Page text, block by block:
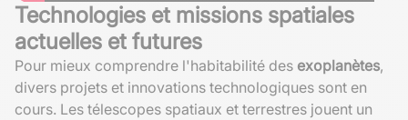
Technologies et missions spatiales
actuelles et futures
Pour mieux comprendre l'habitabilité des exoplanètes,
divers projets et innovations technologiques sont en
cours. Les télescopes spatiaux et terrestres jouent un